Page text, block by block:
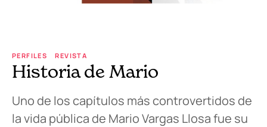
PERFILES REVISTA
Historia de Mario
Uno de los capítulos más controvertidos de
la vida pública de Mario Vargas Llosa fue su